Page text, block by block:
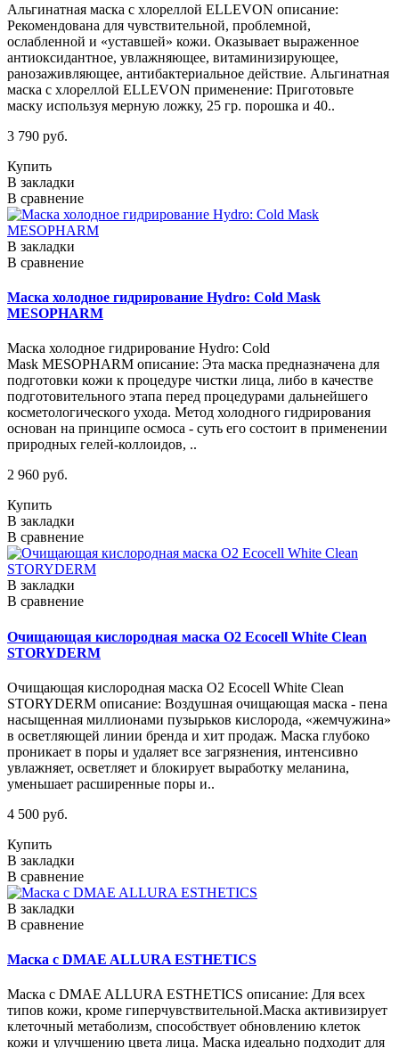
Альгинатная маска с хлореллой ELLEVON описание:
Рекомендована для чувствительной, проблемной,
ослабленной и «уставшей» кожи. Оказывает выраженное
антиоксидантное, увлажняющее, витаминизирующее,
ранозаживляющее, антибактериальное действие. Альгинатная
маска с хлореллой ELLEVON применение: Приготовьте
маску используя мерную ложку, 25 гр. порошка и 40..
3 790 руб.
Купить
В закладки
В сравнение
В закладки
В сравнение
Маска холодное гидрирование Hydro: Cold Mask
MESOPHARM
Маска холодное гидрирование Hydro: Cold
Mask MESOPHARM описание: Эта маска предназначена для
подготовки кожи к процедуре чистки лица, либо в качестве
подготовительного этапа перед процедурами дальнейшего
косметологического ухода. Метод холодного гидрирования
основан на принципе осмоса - суть его состоит в применении
природных гелей-коллоидов, ..
2 960 руб.
Купить
В закладки
В сравнение
В закладки
В сравнение
Очищающая кислородная маска O2 Ecocell White Clean
STORYDERM
Очищающая кислородная маска O2 Ecocell White Clean
STORYDERM описание: Воздушная очищающая маска - пена
насыщенная миллионами пузырьков кислорода, «жемчужина»
в осветляющей линии бренда и хит продаж. Маска глубоко
проникает в поры и удаляет все загрязнения, интенсивно
увлажняет, осветляет и блокирует выработку меланина,
уменьшает расширенные поры и..
4 500 руб.
Купить
В закладки
В сравнение
В закладки
В сравнение
Маска с DMAE ALLURA ESTHETICS
Маска с DMAE ALLURA ESTHETICS описание: Для всех
типов кожи, кроме гиперчувствительной.Маска активизирует
клеточный метаболизм, способствует обновлению клеток
кожи и улучшению цвета лица. Маска идеально подходит для